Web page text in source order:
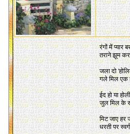
रंगों में प्यार
तराने झूम
जला दो
गले मिल एक
ईद हो या
जुल मिल के
मिट जाए
धरती पर